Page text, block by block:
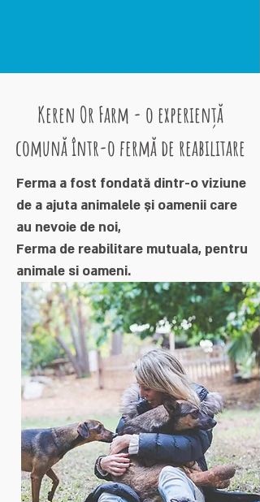
Keren Or Farm - o experiență
comună într-o fermă de reabilitare
Ferma a fost fondată dintr-o viziune
de a ajuta animalele și oamenii care
au nevoie de noi,
Ferma de reabilitare mutuala, pentru
animale si oameni.